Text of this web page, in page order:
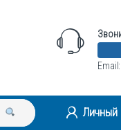
Email:
Личный